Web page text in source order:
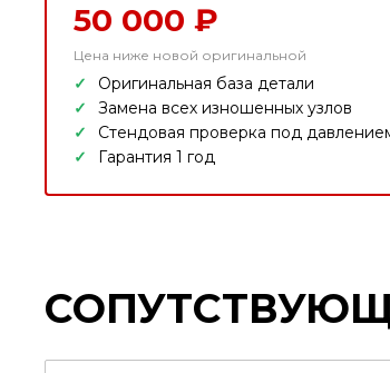
50 000 ₽
Цена ниже новой оригинальной
Оригинальная база детали
Замена всех изношенных узлов
Стендовая проверка под
Гарантия 1 год